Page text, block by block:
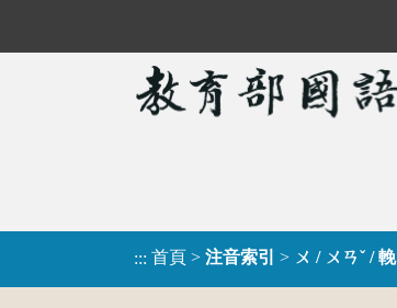
::: 首頁 > 注音索引 > ㄨ / ㄨㄢˇ / 輓